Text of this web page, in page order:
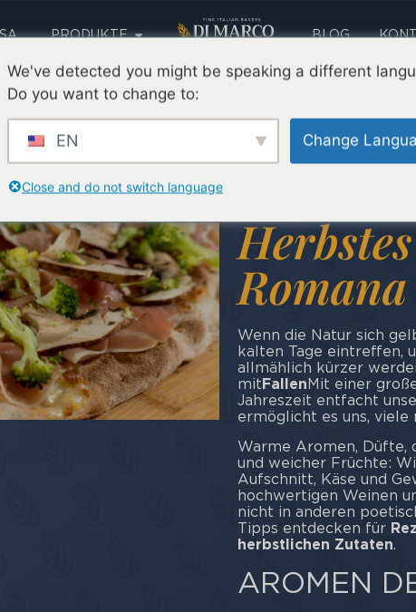
PRODUKTE
AUSBILDUNG
BLOG
SPRACHE
Die
Romana
Wenn die Natur sich
kalten Tage eintreffen,
allmählich kürzer
mit Fallen Mit einer
Jahreszeit entfacht
ermöglicht es uns, viele
Warme Aromen, Düfte,
und weicher Früchte:
Aufschnitt, Käse und
hochwertigen Weinen
nicht in anderen
Tipps entdecken für
herbstlichen Zutaten.
AROMEN
We've detected you might be speaking a different
Do you want to change to:
EN Change
Close and do not switch language